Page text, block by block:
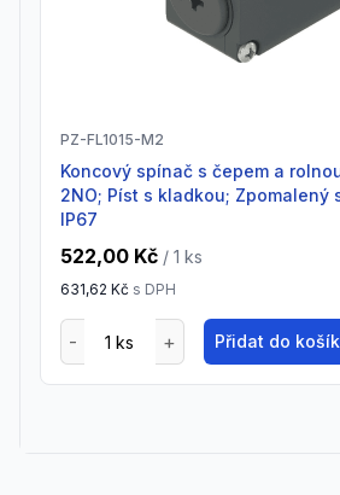
PZ-FL1015-M2
Koncový spínač s čepem a rolnou_M20x1,5; Kov;
2NO; Píst s kladkou; Zpomalený
IP67
522,00 Kč / 1 ks
631,62 Kč s DPH
Přidat do